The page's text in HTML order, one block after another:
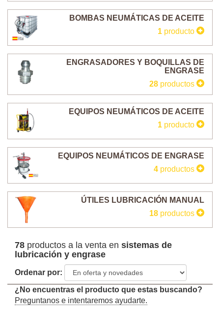
BOMBAS NEUMÁTICAS DE ACEITE
1 producto
ENGRASADORES Y BOQUILLAS DE
ENGRASE
28 productos
EQUIPOS NEUMÁTICOS DE ACEITE
1 producto
EQUIPOS NEUMÁTICOS DE ENGRASE
4 productos
ÚTILES LUBRICACIÓN MANUAL
18 productos
78 productos a la venta en sistemas de
lubricación y engrase
Ordenar por:
¿No encuentras el producto que estas buscando?
Preguntanos e intentaremos ayudarte.